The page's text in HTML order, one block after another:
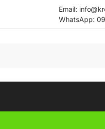
Email:
WhatsApp: